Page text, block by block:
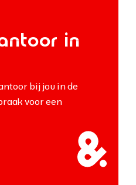
in
bij jou in de
voor een